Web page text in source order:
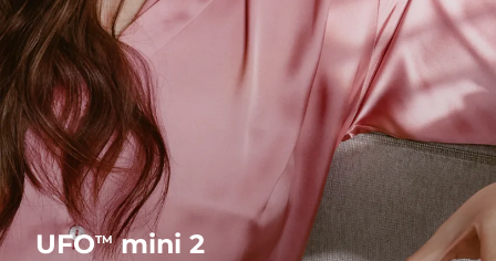
UFOTMmini 2
FAQ™ Dual LED Panel
热门产品
特别优惠 畅销产品
美国 预计送达日期8/10/26
英国 预计送达日期 8/9/26
西班牙 预计送达日期8/9/26
澳大利亚 预计送达日期 8/12/26
法国 预计送达日期8/9/26